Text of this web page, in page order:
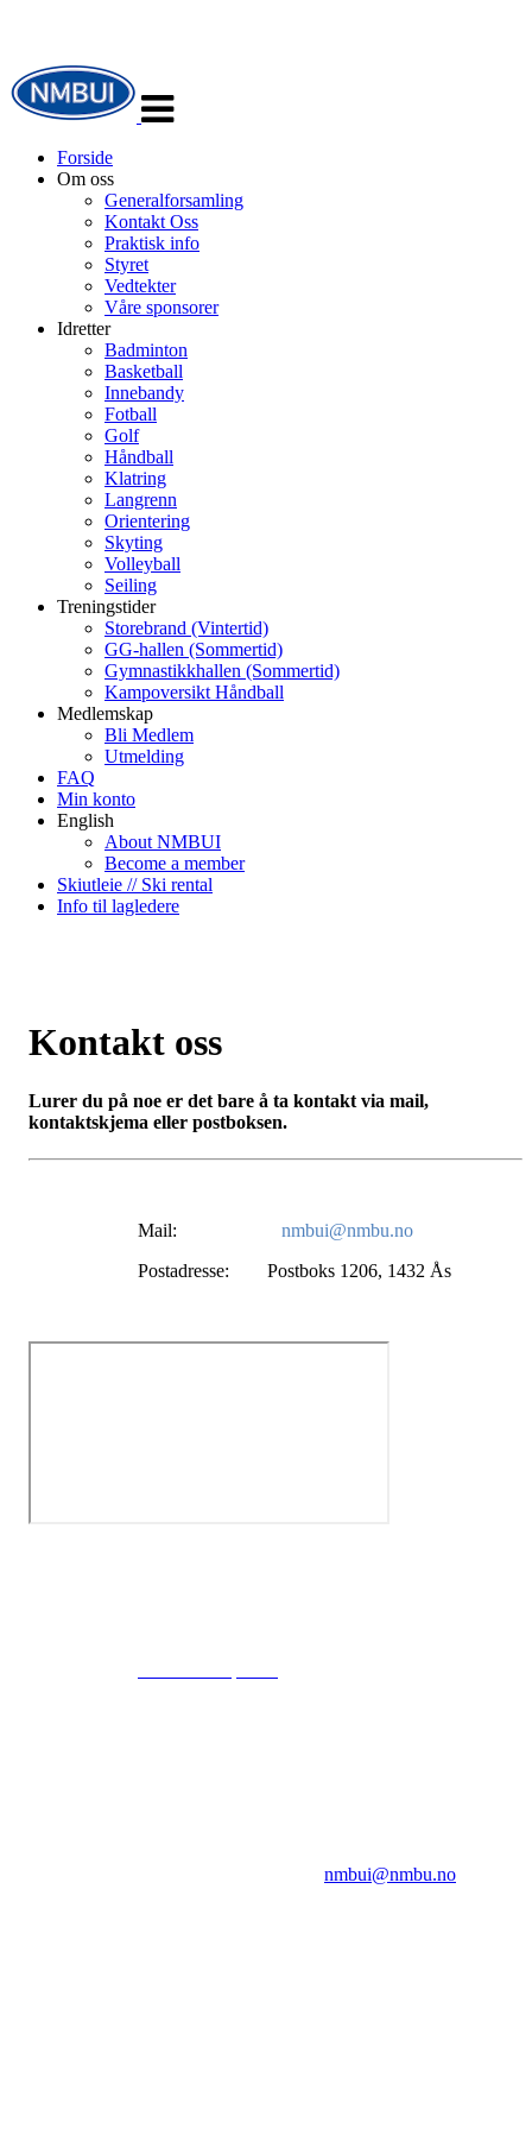
navigasjon
Forside
Om oss
Generalforsamling
Kontakt Oss
Praktisk info
Styret
Vedtekter
Våre sponsorer
Idretter
Badminton
Basketball
Innebandy
Fotball
Golf
Håndball
Klatring
Langrenn
Orientering
Skyting
Volleyball
Seiling
Treningstider
Storebrand (Vintertid)
GG-hallen (Sommertid)
Gymnastikkhallen (Sommertid)
Kampoversikt Håndball
Medlemskap
Bli Medlem
Utmelding
FAQ
Min konto
English
About NMBUI
Become a member
Skiutleie // Ski rental
Info til lagledere
Kontakt oss
Lurer du på noe er det bare å ta kontakt via mail,
kontaktskjema eller postboksen.
Mail: nmbui@nmbu.no
Postadresse: Postboks 1206, 1432 Ås
nmbui@nmbu.no